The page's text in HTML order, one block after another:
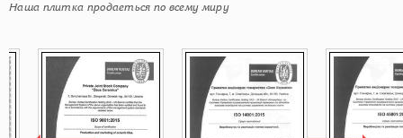
Наша плитка продаеться по всему миру